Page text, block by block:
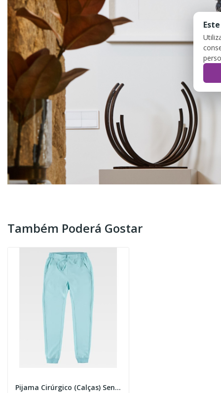
Também Poderá Gostar
Pijama Cirúrgico (Calças) Senhora